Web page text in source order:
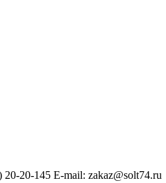
20-20-145 E-mail: zakaz@solt74.ru